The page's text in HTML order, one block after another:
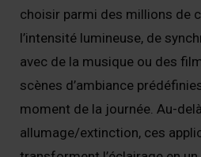
choisir parmi des millions de
l’intensité lumineuse, de
avec de la musique ou des
scènes d’ambiance
moment de la journée. Au-
allumage/extinction, ces